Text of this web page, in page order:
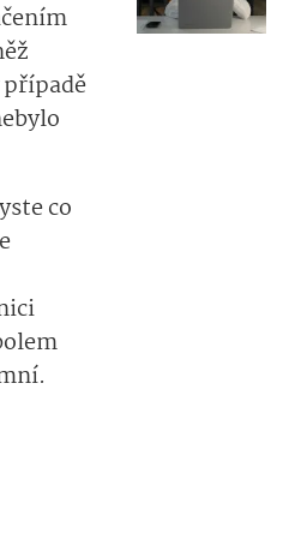
co